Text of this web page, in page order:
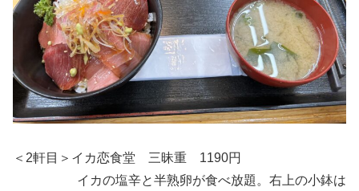
＜2軒目＞イカ恋食堂 三昧重 1190円
イカの塩辛と半熟卵が食べ放題。右上の小鉢は